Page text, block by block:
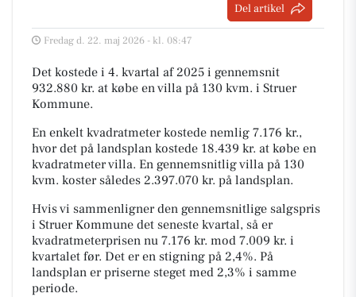
Del artikel
Fredag d. 22. maj 2026 - kl. 08:47
Det kostede i 4. kvartal af 2025 i gennemsnit
932.880 kr. at købe en villa på 130 kvm. i Struer
Kommune.
En enkelt kvadratmeter kostede nemlig 7.176 kr.,
hvor det på landsplan kostede 18.439 kr. at købe en
kvadratmeter villa. En gennemsnitlig villa på 130
kvm. koster således 2.397.070 kr. på landsplan.
Hvis vi sammenligner den gennemsnitlige salgspris
i Struer Kommune det seneste kvartal, så er
kvadratmeterprisen nu 7.176 kr. mod 7.009 kr. i
kvartalet før. Det er en stigning på 2,4%. På
landsplan er priserne steget med 2,3% i samme
periode.